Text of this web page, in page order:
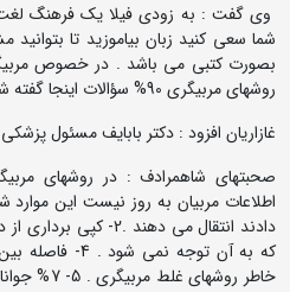
وی گفت : به زودی فیلا یک فرهنگ لغت
شما سعی کنید زبان بیاموزید تا
روشهای مربیگری 90% سؤالات اینجا گفته شده است .
غازاریان افزود : دکتر بابایف مسئول
صحبتهای شاهمرادف : در روشهای
که به آن توجه
خاطر